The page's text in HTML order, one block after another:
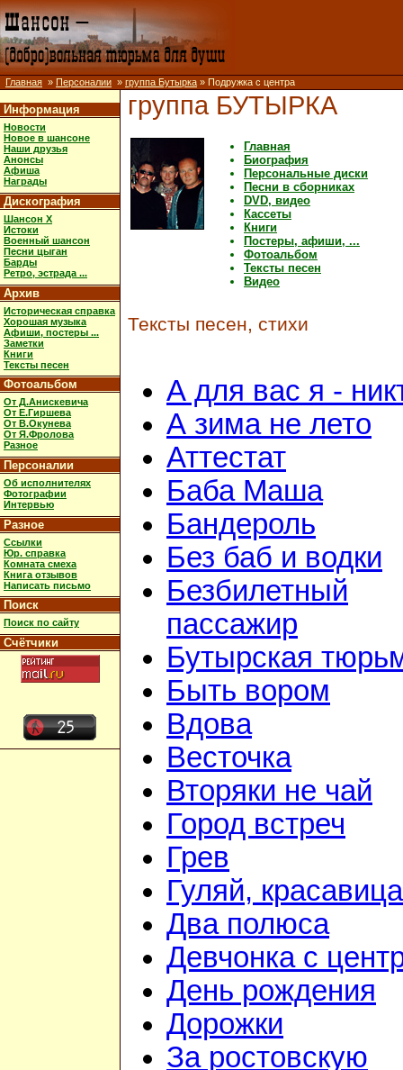
Главная » Персоналии » группа Бутырка » Подружка с центра
Информация
Новости
Новое в шансоне
Наши друзья
Анонсы
Афиша
Награды
Дискография
Шансон X
Истоки
Военный шансон
Песни цыган
Барды
Ретро, эстрада ...
Архив
Историческая справка
Хорошая музыка
Афиши, постеры ...
Заметки
Книги
Тексты песен
Фотоальбом
От Д.Анискевича
От Е.Гиршева
От В.Окунева
От Я.Фролова
Разное
Персоналии
Об исполнителях
Фотографии
Интервью
Разное
Ссылки
Юр. справка
Комната смеха
Книга отзывов
Написать письмо
Поиск
Поиск по сайту
Счётчики
группа БУТЫРКА
Главная
Биография
Персональные диски
Песни в сборниках
DVD, видео
Кассеты
Книги
Постеры, афиши, ...
Фотоальбом
Тексты песен
Видео
Тексты песен, стихи
А для вас я -
А зима не лето
Аттестат
Баба Маша
Бандероль
Без баб и водки
Безбилетный
пассажир
Бутырская
Быть вором
Вдова
Весточка
Вторяки не чай
Город встреч
Грев
Гуляй, красавица
Два полюса
Девчонка с
День рождения
Дорожки
За ростовскую